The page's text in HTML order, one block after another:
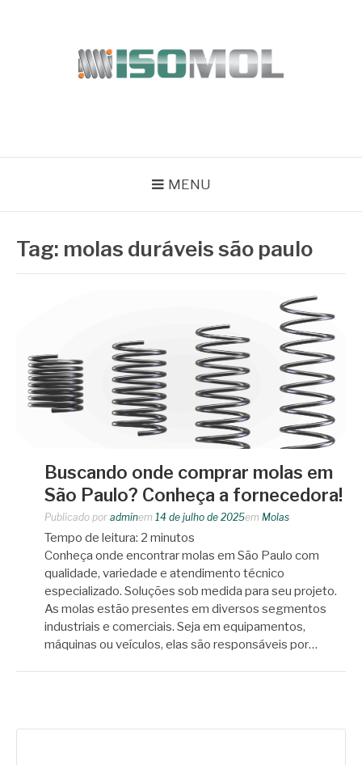
MENU
Tag: molas duráveis são paulo
Buscando onde comprar molas em
São Paulo? Conheça a fornecedora!
Publicado por adminem 14 de julho de 2025em Molas
Tempo de leitura: 2 minutos
Conheça onde encontrar molas em São Paulo com
qualidade, variedade e atendimento técnico
especializado. Soluções sob medida para seu projeto.
As molas estão presentes em diversos segmentos
industriais e comerciais. Seja em equipamentos,
máquinas ou veículos, elas são responsáveis por…